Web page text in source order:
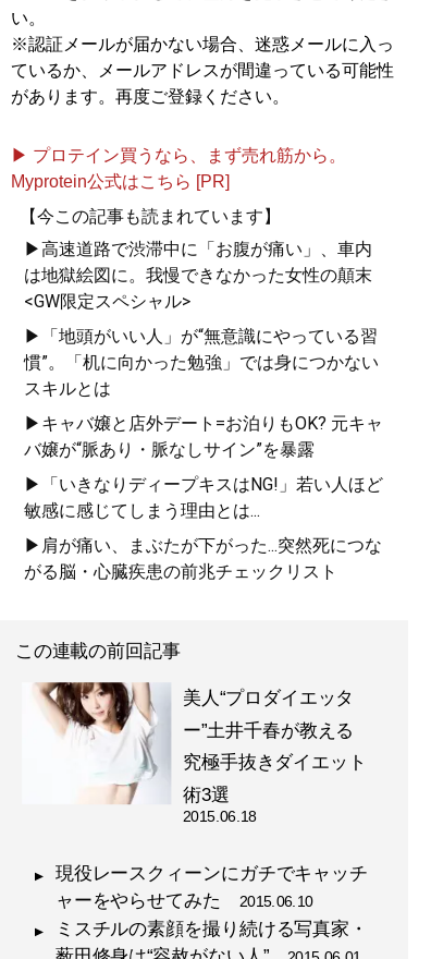
い。
※認証メールが届かない場合、迷惑メールに入っ
ているか、メールアドレスが間違っている可能性
があります。再度ご登録ください。
▶ プロテイン買うなら、まず売れ筋から。
Myprotein公式はこちら [PR]
【今この記事も読まれています】
▶高速道路で渋滞中に「お腹が痛い」、車内
は地獄絵図に。我慢できなかった女性の顛末
<GW限定スペシャル>
▶「地頭がいい人」が“無意識にやっている習
慣”。「机に向かった勉強」では身につかない
スキルとは
▶キャバ嬢と店外デート=お泊りもOK? 元キャ
バ嬢が“脈あり・脈なしサイン”を暴露
▶「いきなりディープキスはNG!」若い人ほど
敏感に感じてしまう理由とは...
▶肩が痛い、まぶたが下がった...突然死につな
がる脳・心臓疾患の前兆チェックリスト
この連載の前回記事
美人“プロダイエッタ
ー”土井千春が教える
究極手抜きダイエット
術3選
2015.06.18
現役レースクィーンにガチでキャッチ
ャーをやらせてみた 2015.06.10
ミスチルの素顔を撮り続ける写真家・